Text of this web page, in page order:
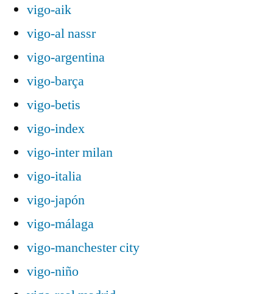
vigo-aik
vigo-al nassr
vigo-argentina
vigo-barça
vigo-betis
vigo-index
vigo-inter milan
vigo-italia
vigo-japón
vigo-málaga
vigo-manchester city
vigo-niño